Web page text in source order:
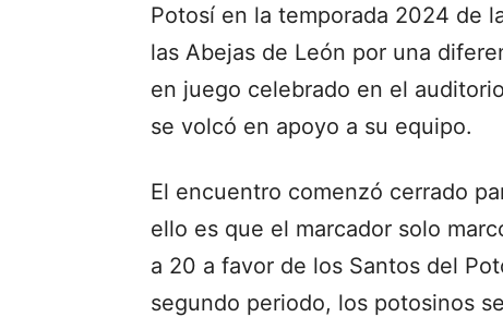
Potosí en la temporada 2024 de
las Abejas de León por una
en juego celebrado en el
se volcó en apoyo a su equipo.
El encuentro comenzó cerrado
ello es que el marcador solo
a 20 a favor de los Santos del
segundo periodo, los potosinos